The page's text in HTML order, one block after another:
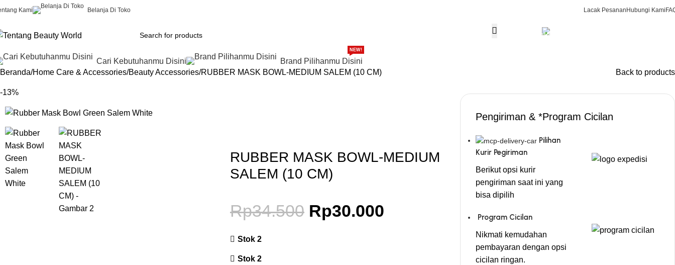
Kami Belanja Di Toko Lacak Pesanan Hubungi Kami
Cari Kebutuhanmu Disini Brand Pilihanmu Disini
NEW!
Beranda Home Care & Accessories Beauty Accessories RUBBER MASK BOWL-MEDIUM SALEM (10 CM) Back to products
-13%
RUBBER MASK BOWL-MEDIUM
SALEM (10 CM)
Rp34.500 Rp30.000
Stok 2
Stok 2
Pengiriman & *Program Cicilan
Pilihan
Kurir Pegiriman
Berikut opsi kurir
pengiriman saat ini yang
bisa dipilih
Program Cicilan
Nikmati kemudahan
pembayaran dengan opsi
cicilan ringan.